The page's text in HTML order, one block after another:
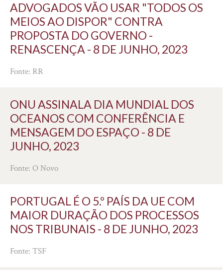
ADVOGADOS VÃO USAR "TODOS OS
MEIOS AO DISPOR" CONTRA
PROPOSTA DO GOVERNO -
RENASCENÇA - 8 DE JUNHO, 2023
Fonte: RR
ONU ASSINALA DIA MUNDIAL DOS
OCEANOS COM CONFERÊNCIA E
MENSAGEM DO ESPAÇO - 8 DE
JUNHO, 2023
Fonte: O Novo
PORTUGAL É O 5.º PAÍS DA UE COM
MAIOR DURAÇÃO DOS PROCESSOS
NOS TRIBUNAIS - 8 DE JUNHO, 2023
Fonte: TSF